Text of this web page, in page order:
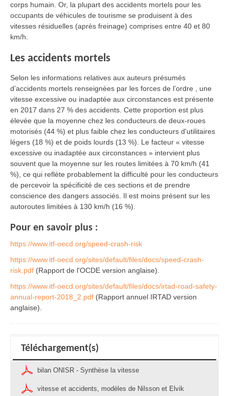
corps humain. Or, la plupart des accidents mortels pour les
occupants de véhicules de tourisme se produisent à des
vitesses résiduelles (après freinage) comprises entre 40 et 80
km/h.
Les accidents mortels
Selon les informations relatives aux auteurs présumés
d’accidents mortels renseignées par les forces de l’ordre , une
vitesse excessive ou inadaptée aux circonstances est présente
en 2017 dans 27 % des accidents. Cette proportion est plus
élevée que la moyenne chez les conducteurs de deux-roues
motorisés (44 %) et plus faible chez les conducteurs d'utilitaires
légers (18 %) et de poids lourds (13 %). Le facteur « vitesse
excessive ou inadaptée aux circonstances » intervient plus
souvent que la moyenne sur les routes limitées à 70 km/h (41
%), ce qui reflète probablement la difficulté pour les conducteurs
de percevoir la spécificité de ces sections et de prendre
conscience des dangers associés. Il est moins présent sur les
autoroutes limitées à 130 km/h (16 %).
Pour en savoir plus :
https://www.itf-oecd.org/speed-crash-risk
https://www.itf-oecd.org/sites/default/files/docs/speed-crash-
risk.pdf (Rapport de l'OCDE version anglaise).
https://www.itf-oecd.org/sites/default/files/docs/irtad-road-safety-
annual-report-2018_2.pdf (Rapport annuel IRTAD version
anglaise).
Téléchargement(s)
bilan ONISR - Synthèse la vitesse
vitesse et accidents, modèles de Nilsson et Elvik